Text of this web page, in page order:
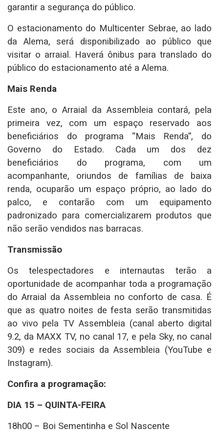
garantir a segurança do público.
O estacionamento do Multicenter Sebrae, ao lado
da Alema, será disponibilizado ao público que
visitar o arraial. Haverá ônibus para translado do
público do estacionamento até a Alema.
Mais Renda
Este ano, o Arraial da Assembleia contará, pela
primeira vez, com um espaço reservado aos
beneficiários do programa “Mais Renda”, do
Governo do Estado. Cada um dos dez
beneficiários do programa, com um
acompanhante, oriundos de famílias de baixa
renda, ocuparão um espaço próprio, ao lado do
palco, e contarão com um equipamento
padronizado para comercializarem produtos que
não serão vendidos nas barracas.
Transmissão
Os telespectadores e internautas terão a
oportunidade de acompanhar toda a programação
do Arraial da Assembleia no conforto de casa. É
que as quatro noites de festa serão transmitidas
ao vivo pela TV Assembleia (canal aberto digital
9.2, da MAXX TV, no canal 17, e pela Sky, no canal
309) e redes sociais da Assembleia (YouTube e
Instagram).
Confira a programação:
DIA 15 – QUINTA-FEIRA
18h00 – Boi Sementinha e Sol Nascente